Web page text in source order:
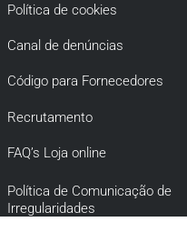
Política de cookies
Canal de denúncias
Código para Fornecedores
Recrutamento
FAQ’s Loja online
Política de Comunicação de
Irregularidades